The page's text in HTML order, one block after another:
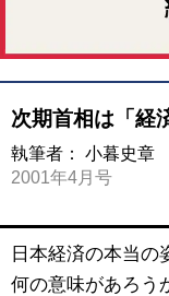
次期首相は「経
執筆者： 小暮史章
2001年4月号
日本経済の本当の
何の意味があろう